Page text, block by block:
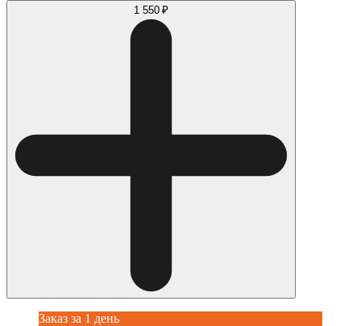
1 550 ₽
Заказ за 1 день